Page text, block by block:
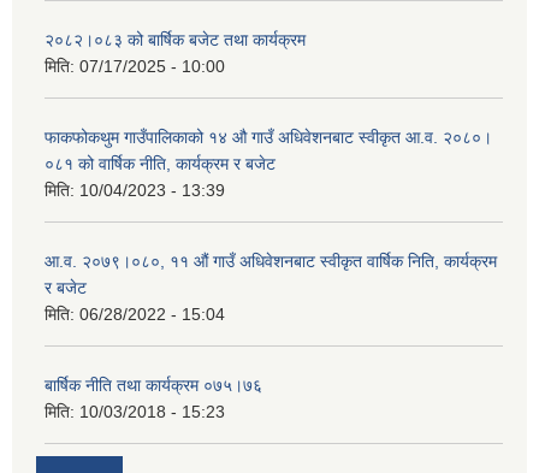
२०८२।०८३ को बार्षिक बजेट तथा कार्यक्रम
मिति: 07/17/2025 - 10:00
फाकफोकथुम गाउँपालिकाको १४ औ गाउँ अधिवेशनबाट स्वीकृत आ.व. २०८०।
०८१ को वार्षिक नीति, कार्यक्रम र बजेट
मिति: 10/04/2023 - 13:39
आ.व. २०७९।०८०, ११ औं गाउँ अधिवेशनबाट स्वीकृत वार्षिक निति, कार्यक्रम
र बजेट
मिति: 06/28/2022 - 15:04
बार्षिक नीति तथा कार्यक्रम ०७५।७६
मिति: 10/03/2018 - 15:23